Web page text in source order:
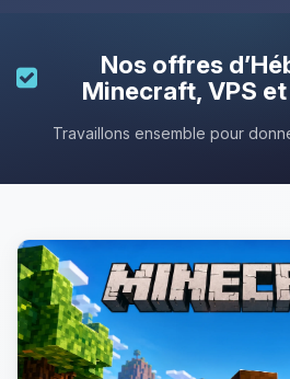
Nos offres d’
Minecraft, VPS
Travaillons ensemble pour